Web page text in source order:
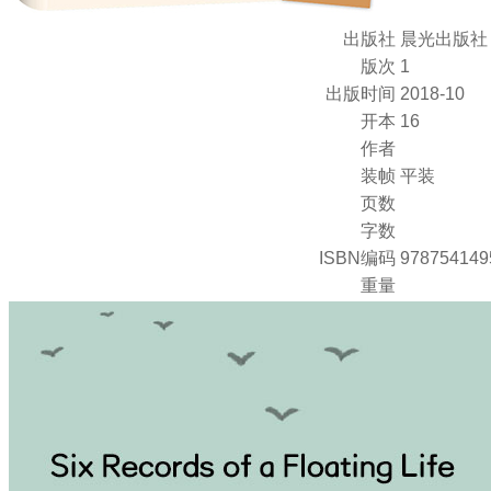
出版社 晨光出版社
版次 1
出版时间 2018-10
开本 16
作者
装帧 平装
页数
字数
ISBN编码
重量